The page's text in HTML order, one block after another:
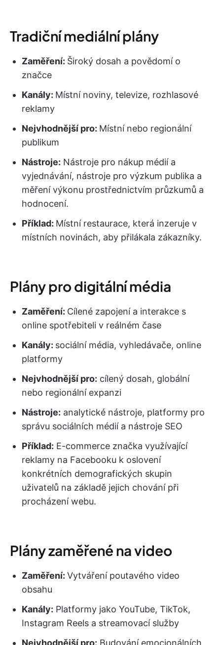
Tradiční mediální plány
Zaměření: Široký dosah a povědomí o
značce
Kanály: Místní noviny, televize, rozhlasové
reklamy
Nejvhodnější pro: Místní nebo regionální
publikum
Nástroje: Nástroje pro nákup médií a
vyjednávání, nástroje pro výzkum publika a
měření výkonu prostřednictvím průzkumů a
hodnocení.
Příklad: Místní restaurace, která inzeruje v
místních novinách, aby přilákala zákazníky.
Plány pro digitální média
Zaměření: Cílené zapojení a interakce s
online spotřebiteli v reálném čase
Kanály: sociální média, vyhledávače, online
platformy
Nejvhodnější pro: cílený dosah, globální
nebo regionální expanzi
Nástroje: analytické nástroje, platformy pro
správu sociálních médií a nástroje SEO
Příklad: E-commerce značka využívající
reklamy na Facebooku k oslovení
konkrétních demografických skupin
uživatelů na základě jejich chování při
procházení webu.
Plány zaměřené na video
Zaměření: Vytváření poutavého video
obsahu
Kanály: Platformy jako YouTube, TikTok,
Instagram Reels a streamovací služby
Nejvhodnější pro: Budování emocionálních